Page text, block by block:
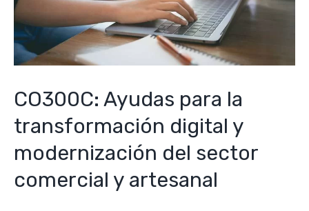
CO300C: Ayudas para la
transformación digital y
modernización del sector
comercial y artesanal